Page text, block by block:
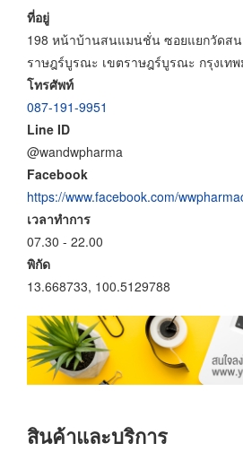
ที่อยู่
198 หน้าบ้านสนแมนชั่น ซอยแยกวัดส
ราษฎร์บูรณะ เขตราษฎร์บูรณะ กรุงเท
โทรศัพท์
087-191-9951
Line ID
@wandwpharma
Facebook
https://www.facebook.com/
เวลาทำการ
07.30 - 22.00
พิกัด
13.668733, 100.5129788
สินค้าและบริการ